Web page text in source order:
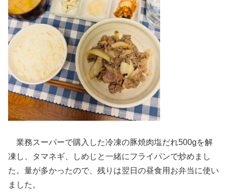
業務スーパーで購入した冷凍の豚焼肉塩だれ500gを解
凍し、タマネギ、しめじと一緒にフライパンで炒めまし
た。量が多かったので、残りは翌日の昼食用お弁当に使い
ました。